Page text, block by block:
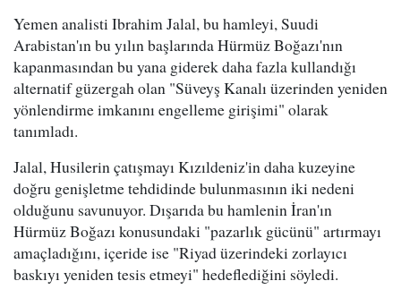
Yemen analisti Ibrahim Jalal, bu hamleyi, Suudi
Arabistan'ın bu yılın başlarında Hürmüz Boğazı'nın
kapanmasından bu yana giderek daha fazla kullandığı
alternatif güzergah olan "Süveyş Kanalı üzerinden yeniden
yönlendirme imkanını engelleme girişimi" olarak
tanımladı.
Jalal, Husilerin çatışmayı Kızıldeniz'in daha kuzeyine
doğru genişletme tehdidinde bulunmasının iki nedeni
olduğunu savunuyor. Dışarıda bu hamlenin İran'ın
Hürmüz Boğazı konusundaki "pazarlık gücünü" artırmayı
amaçladığını, içeride ise "Riyad üzerindeki zorlayıcı
baskıyı yeniden tesis etmeyi" hedeflediğini söyledi.